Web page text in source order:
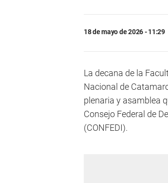
18 de mayo de 2026 - 11:29
La decana de la
Nacional de
plenaria y asamblea
Consejo Federal de
(CONFEDI).